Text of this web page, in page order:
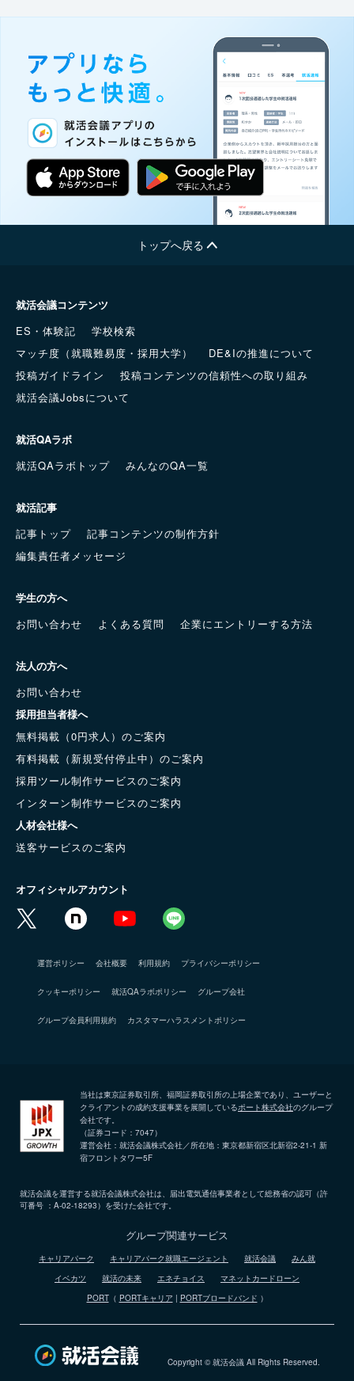
トップへ戻る
就活会議コンテンツ
ES・体験記
学校検索
マッチ度（就職難易度・採用大学）
DE&Iの推進について
投稿ガイドライン
投稿コンテンツの信頼性への取り組み
就活会議Jobsについて
就活QAラボ
就活QAラボトップ
みんなのQA一覧
就活記事
記事トップ
記事コンテンツの制作方針
編集責任者メッセージ
学生の方へ
お問い合わせ
よくある質問 企業にエントリーする方法
法人の方へ
お問い合わせ
採用担当者様へ
無料掲載（0円求人）のご案内
有料掲載（新規受付停止中）のご案内
採用ツール制作サービスのご案内
インターン制作サービスのご案内
人材会社様へ
送客サービスのご案内
オフィシャルアカウント
運営ポリシー 会社概要 利用規約 プライバシーポリシー
クッキーポリシー 就活QAラボポリシー グループ会社
グループ会員利用規約 カスタマーハラスメントポリシー
当社は東京証券取引所、福岡証券取引所の上場企業であり、ユーザーと
クライアントの成約支援事業を展開しているポート株式会社のグループ
会社です。
（証券コード：7047）
運営会社：就活会議株式会社／所在地：東京都新宿区北新宿2-21-1 新
宿フロントタワー5F
就活会議を運営する就活会議株式会社は、届出電気通信事業者として総務省の認可（許
可番号 ：A-02-18293）を受けた会社です。